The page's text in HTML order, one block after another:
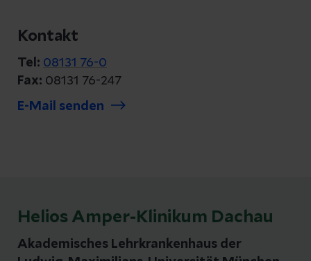
Kontakt
Tel: 08131 76-0
Fax: 08131 76-247
E-Mail senden
Helios Amper-Klinikum Dachau
Akademisches Lehrkrankenhaus der